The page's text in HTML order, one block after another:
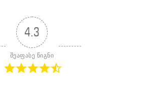
4.3
შეაფასე წიგნი